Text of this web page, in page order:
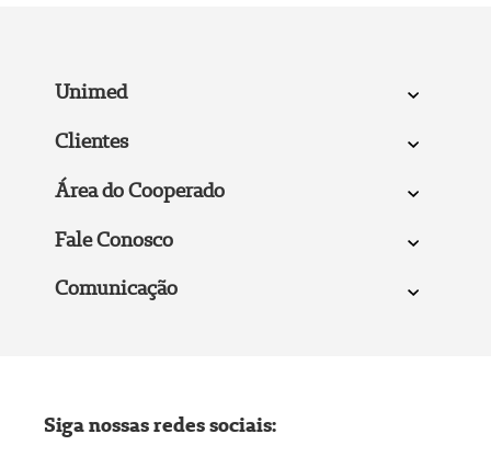
Unimed
Clientes
Área do Cooperado
Fale Conosco
Comunicação
Siga nossas redes sociais: